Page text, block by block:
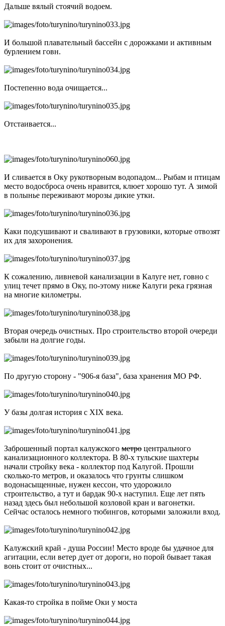
Дальше вялый стоячий водоем.
И большой плавательный бассейн с дорожками и активным
бурлением говн.
Постепенно вода очищается...
Отстаивается...
И сливается в Оку рукотворным водопадом... Рыбам и птицам
место водосброса очень нравится, клюет хорошо тут. А зимой
в полынье переживают морозы дикие утки.
Каки подсушивают и сваливают в грузовики, которые отвозят
их для захоронения.
К сожалению, ливневой канализации в Калуге нет, говно с
улиц течет прямо в Оку, по-этому ниже Калуги река грязная
на многие километры.
Вторая очередь очистных. Про строительство второй очереди
забыли на долгие годы.
По другую сторону - "906-я база", база хранения МО РФ.
У базы долгая история с XIX века.
Заброшенный портал калужского метро центрального
канализационного коллектора. В 80-х тульские шахтеры
начали стройку века - коллектор под Калугой. Прошли
сколько-то метров, и оказалось что грунты слишком
водонасыщенные, нужен кессон, что удорожило
строительство, а тут и бардак 90-х наступил. Еще лет пять
назад здесь был небольшой козловой кран и вагонетки.
Сейчас осталось немного тюбингов, которыми заложили вход.
Калужский край - душа России! Место вроде бы удачное для
агитации, если ветер дует от дороги, но порой бывает такая
вонь стоит от очистных...
Какая-то стройка в пойме Оки у моста